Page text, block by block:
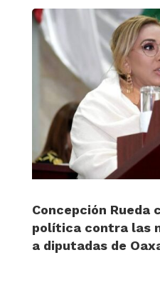
Concepción Rueda
política contra las
a diputadas de